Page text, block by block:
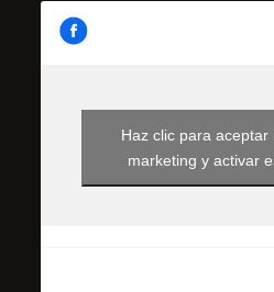
Haz clic para aceptar
marketing y activar